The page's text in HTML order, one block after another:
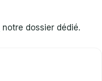
notre dossier dédié.